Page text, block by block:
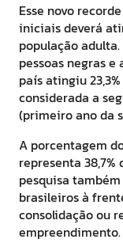
Esse novo
iniciais deverá
população
pessoas negras e
país atingiu
considerada a
(primeiro ano da
A porcentagem
representa 38,7%
pesquisa
brasileiros à
consolidação ou
empreendimento.